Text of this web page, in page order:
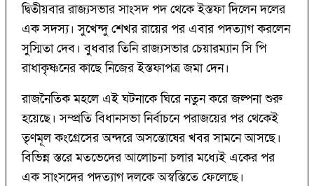
দ্বিতীয়বার রাজ্যসভার সাংসদ পদ থেকে ইস্তফা দিলেন দলের
এক সদস্য। সুখেন্দু শেখর রায়ের পর এবার পদত্যাগ করলেন
সুস্মিতা দেব। বুধবার তিনি রাজ্যসভার চেয়ারম্যান সি পি
রাধাকৃষ্ণনের কাছে নিজের ইস্তফাপত্র জমা দেন।
রাজনৈতিক মহলে এই ঘটনাকে ঘিরে নতুন করে জল্পনা শুরু
হয়েছে। সম্প্রতি বিধানসভা নির্বাচনে পরাজয়ের পর থেকেই
তৃণমূল কংগ্রেসের অন্দরে অসন্তোষের খবর সামনে আসছে।
বিভিন্ন স্তরে মতভেদের আলোচনা চলার মধ্যেই একের পর
এক সাংসদের পদত্যাগ দলকে অস্বস্তিতে ফেলেছে।